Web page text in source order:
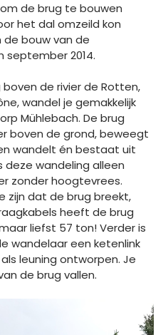
de brug te bouwen
het dal omzeild kon
de bouw van de
september 2014.
de rivier de Rotten,
wandel je gemakkelijk
Mühlebach. De brug
boven de grond, beweegt
wandelt én bestaat uit
deze wandeling alleen
zonder hoogtevrees.
zijn dat de brug breekt,
heeft de brug
liefst 57 ton! Verder is
wandelaar een ketenlink
leuning ontworpen. Je
de brug vallen.